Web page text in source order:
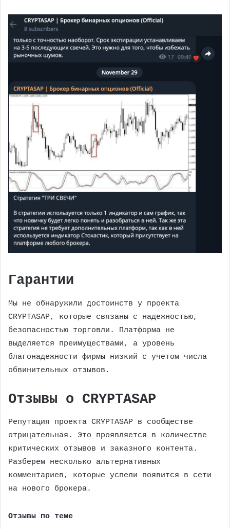
Гарантии
Мы не обнаружили достоинств у проекта
CRYPTASAP, которые связаны с надежностью,
безопасностью торговли. Платформа не
выделяется преимуществами, а уровень
благонадежности фирмы низкий с учетом числа
обвинительных отзывов.
Отзывы о CRYPTASAP
Репутация проекта CRYPTASAP в сообществе
отрицательная. Это проявляется в количестве
критических отзывов и заказного контента.
Разберем несколько альтернативных
комментариев, которые успели появится в сети
на нового брокера.
Отзывы по теме